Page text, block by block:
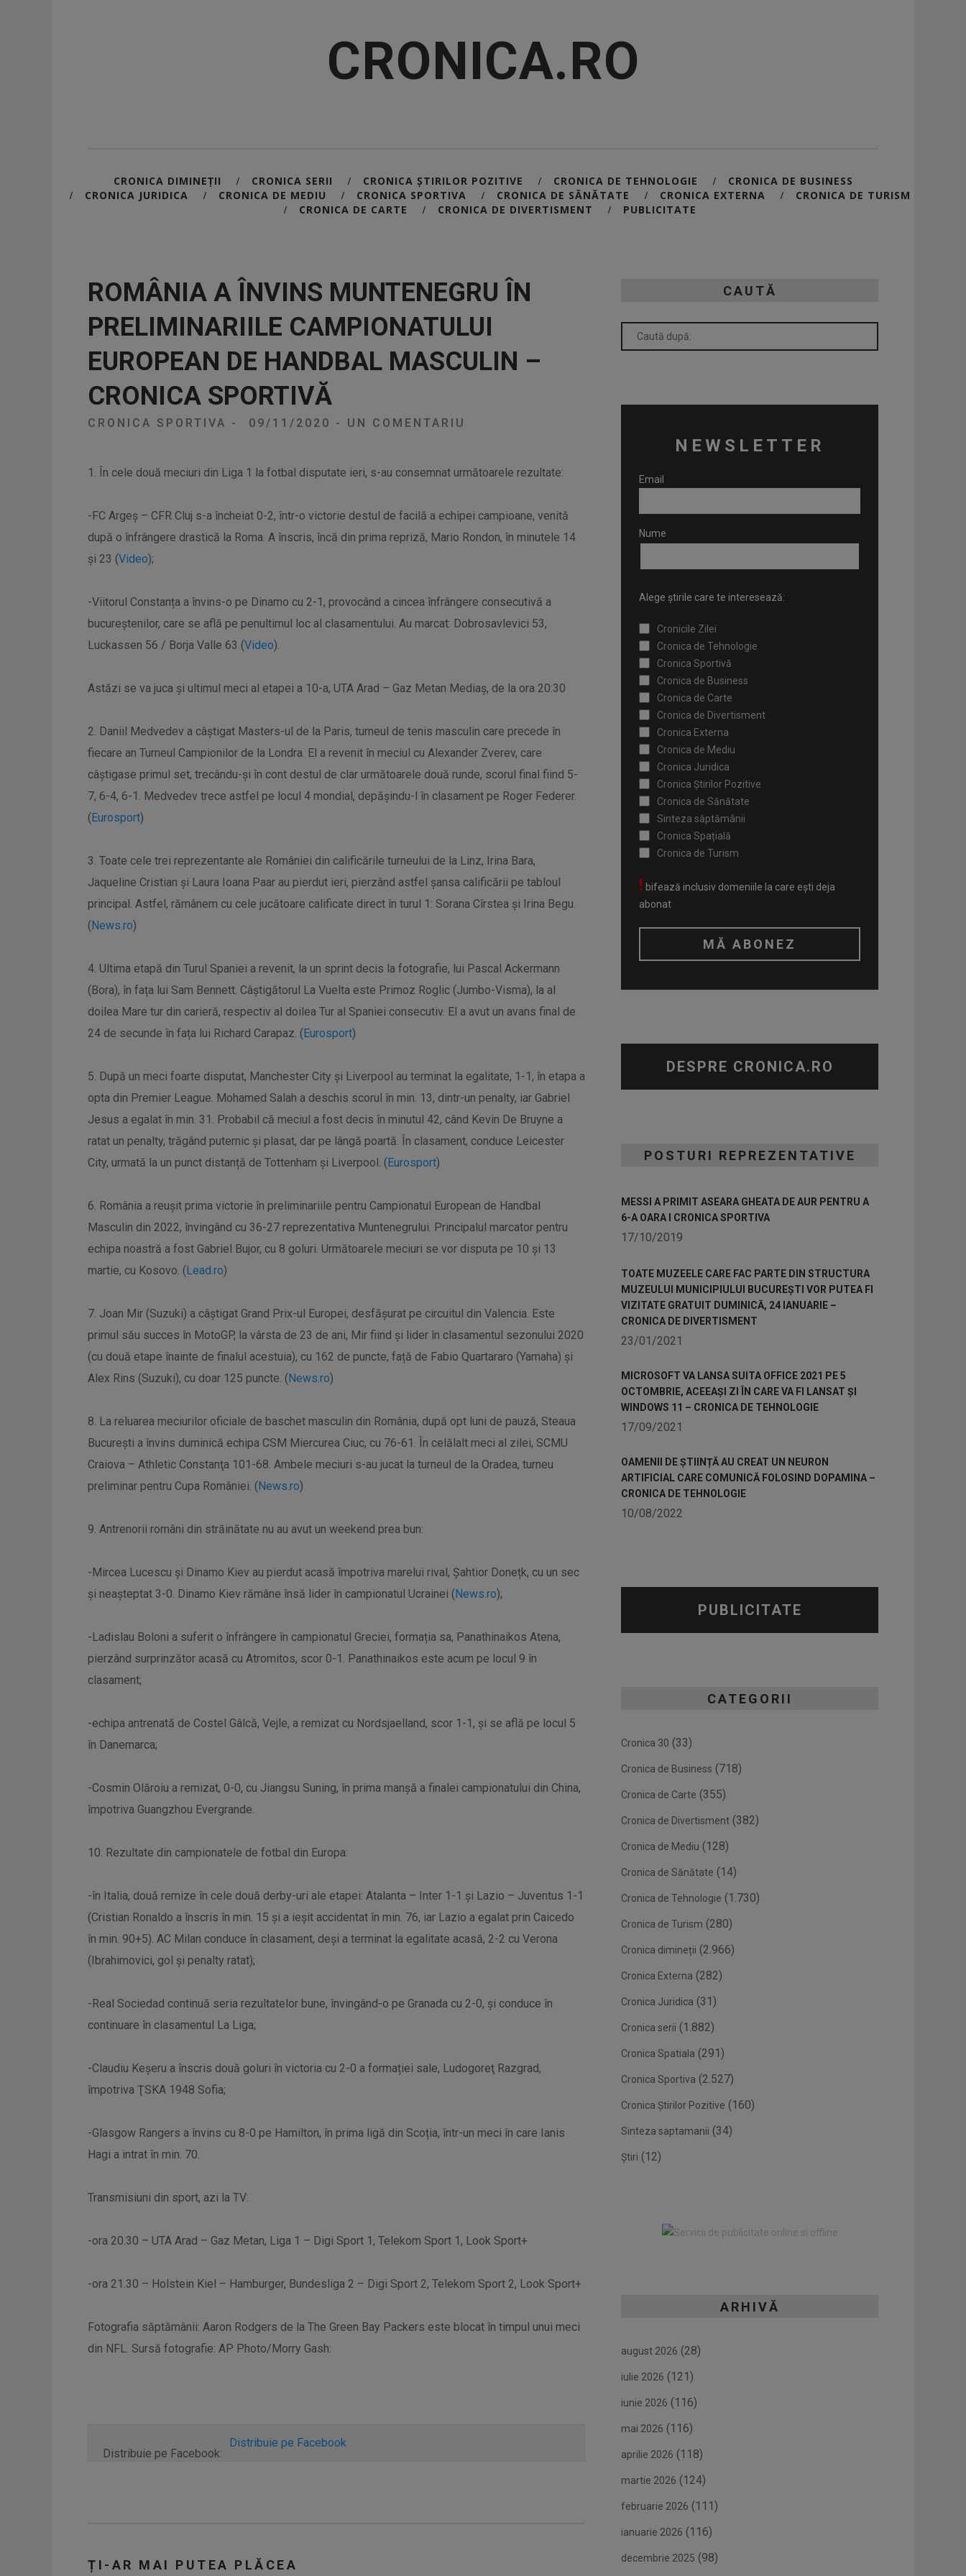
CRONICA.RO
CRONICA DIMINEȚII / CRONICA SERII / CRONICA ȘTIRILOR POZITIVE / CRONICA DE TEHNOLOGIE / CRONICA DE BUSINESS
/ CRONICA JURIDICA / CRONICA DE MEDIU / CRONICA SPORTIVA / CRONICA DE SĂNĂTATE / CRONICA EXTERNA / CRONICA DE TURISM
/ CRONICA DE CARTE / CRONICA DE DIVERTISMENT / PUBLICITATE
ROMÂNIA A ÎNVINS MUNTENEGRU ÎN
PRELIMINARIILE CAMPIONATULUI
EUROPEAN DE HANDBAL MASCULIN –
CRONICA SPORTIVĂ
CRONICA SPORTIVA - 09/11/2020 - UN COMENTARIU
1. În cele două meciuri din Liga 1 la fotbal disputate ieri, s-au consemnat următoarele rezultate:
-FC Argeș – CFR Cluj s-a încheiat 0-2, într-o victorie destul de facilă a echipei campioane, venită
după o înfrângere drastică la Roma. A înscris, încă din prima repriză, Mario Rondon, în minutele 14
și 23 (Video);
-Viitorul Constanța a învins-o pe Dinamo cu 2-1, provocând a cincea înfrângere consecutivă a
bucureștenilor, care se află pe penultimul loc al clasamentului. Au marcat: Dobrosavlevici 53,
Luckassen 56 / Borja Valle 63 (Video).
Astăzi se va juca și ultimul meci al etapei a 10-a, UTA Arad – Gaz Metan Mediaș, de la ora 20:30
2. Daniil Medvedev a câștigat Masters-ul de la Paris, turneul de tenis masculin care precede în
fiecare an Turneul Campionilor de la Londra. El a revenit în meciul cu Alexander Zverev, care
câștigase primul set, trecându-și în cont destul de clar următoarele două runde, scorul final fiind 5-
7, 6-4, 6-1. Medvedev trece astfel pe locul 4 mondial, depășindu-l în clasament pe Roger Federer.
(Eurosport)
3. Toate cele trei reprezentante ale României din calificările turneului de la Linz, Irina Bara,
Jaqueline Cristian și Laura Ioana Paar au pierdut ieri, pierzând astfel șansa calificării pe tabloul
principal. Astfel, rămânem cu cele jucătoare calificate direct în turul 1: Sorana Cîrstea și Irina Begu.
(News.ro)
4. Ultima etapă din Turul Spaniei a revenit, la un sprint decis la fotografie, lui Pascal Ackermann
(Bora), în fața lui Sam Bennett. Câștigătorul La Vuelta este Primoz Roglic (Jumbo-Visma), la al
doilea Mare tur din carieră, respectiv al doilea Tur al Spaniei consecutiv. El a avut un avans final de
24 de secunde în fața lui Richard Carapaz. (Eurosport)
5. După un meci foarte disputat, Manchester City și Liverpool au terminat la egalitate, 1-1, în etapa a
opta din Premier League. Mohamed Salah a deschis scorul în min. 13, dintr-un penalty, iar Gabriel
Jesus a egalat în min. 31. Probabil că meciul a fost decis în minutul 42, când Kevin De Bruyne a
ratat un penalty, trăgând puternic și plasat, dar pe lângă poartă. În clasament, conduce Leicester
City, urmată la un punct distanță de Tottenham și Liverpool. (Eurosport)
6. România a reușit prima victorie în preliminariile pentru Campionatul European de Handbal
Masculin din 2022, învingând cu 36-27 reprezentativa Muntenegrului. Principalul marcator pentru
echipa noastră a fost Gabriel Bujor, cu 8 goluri. Următoarele meciuri se vor disputa pe 10 și 13
martie, cu Kosovo. (Lead.ro)
7. Joan Mir (Suzuki) a câştigat Grand Prix-ul Europei, desfăşurat pe circuitul din Valencia. Este
primul său succes în MotoGP, la vârsta de 23 de ani, Mir fiind și lider în clasamentul sezonului 2020
(cu două etape înainte de finalul acestuia), cu 162 de puncte, față de Fabio Quartararo (Yamaha) și
Alex Rins (Suzuki), cu doar 125 puncte. (News.ro)
8. La reluarea meciurilor oficiale de baschet masculin din România, după opt luni de pauză, Steaua
Bucureşti a învins duminică echipa CSM Miercurea Ciuc, cu 76-61. În celălalt meci al zilei, SCMU
Craiova – Athletic Constanţa 101-68. Ambele meciuri s-au jucat la turneul de la Oradea, turneu
preliminar pentru Cupa României. (News.ro)
9. Antrenorii români din străinătate nu au avut un weekend prea bun:
-Mircea Lucescu și Dinamo Kiev au pierdut acasă împotriva marelui rival, Șahtior Donețk, cu un sec
și neașteptat 3-0. Dinamo Kiev rămâne însă lider în campionatul Ucrainei (News.ro);
-Ladislau Boloni a suferit o înfrângere în campionatul Greciei, formația sa, Panathinaikos Atena,
pierzând surprinzător acasă cu Atromitos, scor 0-1. Panathinaikos este acum pe locul 9 în
clasament;
-echipa antrenată de Costel Gâlcă, Vejle, a remizat cu Nordsjaelland, scor 1-1, și se află pe locul 5
în Danemarca;
-Cosmin Olăroiu a remizat, 0-0, cu Jiangsu Suning, în prima manșă a finalei campionatului din China,
împotriva Guangzhou Evergrande.
10. Rezultate din campionatele de fotbal din Europa:
-în Italia, două remize în cele două derby-uri ale etapei: Atalanta – Inter 1-1 și Lazio – Juventus 1-1
(Cristian Ronaldo a înscris în min. 15 și a ieșit accidentat în min. 76, iar Lazio a egalat prin Caicedo
în min. 90+5). AC Milan conduce în clasament, deși a terminat la egalitate acasă, 2-2 cu Verona
(Ibrahimovici, gol și penalty ratat);
-Real Sociedad continuă seria rezultatelor bune, învingând-o pe Granada cu 2-0, și conduce în
continuare în clasamentul La Liga;
-Claudiu Keșeru a înscris două goluri în victoria cu 2-0 a formației sale, Ludogoreţ Razgrad,
împotriva ŢSKA 1948 Sofia;
-Glasgow Rangers a învins cu 8-0 pe Hamilton, în prima ligă din Scoția, într-un meci în care Ianis
Hagi a intrat în min. 70.
Transmisiuni din sport, azi la TV:
-ora 20.30 – UTA Arad – Gaz Metan, Liga 1 – Digi Sport 1, Telekom Sport 1, Look Sport+
-ora 21.30 – Holstein Kiel – Hamburger, Bundesliga 2 – Digi Sport 2, Telekom Sport 2, Look Sport+
Fotografia săptămânii: Aaron Rodgers de la The Green Bay Packers este blocat în timpul unui meci
din NFL. Sursă fotografie: AP Photo/Morry Gash:
Distribuie pe Facebook:
Distribuie pe Facebook
ȚI-AR MAI PUTEA PLĂCEA
CAUTĂ
NEWSLETTER
Email
Nume
Alege știrile care te interesează:
Cronicile Zilei
Cronica de Tehnologie
Cronica Sportivă
Cronica de Business
Cronica de Carte
Cronica de Divertisment
Cronica Externa
Cronica de Mediu
Cronica Juridica
Cronica Știrilor Pozitive
Cronica de Sănătate
Sinteza săptămânii
Cronica Spațială
Cronica de Turism
! bifează inclusiv domeniile la care ești deja
abonat
DESPRE CRONICA.RO
POSTURI REPREZENTATIVE
MESSI A PRIMIT ASEARA GHEATA DE AUR PENTRU A
6-A OARA I CRONICA SPORTIVA
17/10/2019
TOATE MUZEELE CARE FAC PARTE DIN STRUCTURA
MUZEULUI MUNICIPIULUI BUCUREȘTI VOR PUTEA FI
VIZITATE GRATUIT DUMINICĂ, 24 IANUARIE –
CRONICA DE DIVERTISMENT
23/01/2021
MICROSOFT VA LANSA SUITA OFFICE 2021 PE 5
OCTOMBRIE, ACEEAȘI ZI ÎN CARE VA FI LANSAT ȘI
WINDOWS 11 – CRONICA DE TEHNOLOGIE
17/09/2021
OAMENII DE ȘTIINȚĂ AU CREAT UN NEURON
ARTIFICIAL CARE COMUNICĂ FOLOSIND DOPAMINA –
CRONICA DE TEHNOLOGIE
10/08/2022
PUBLICITATE
CATEGORII
Cronica 30 (33)
Cronica de Business (718)
Cronica de Carte (355)
Cronica de Divertisment (382)
Cronica de Mediu (128)
Cronica de Sănătate (14)
Cronica de Tehnologie (1.730)
Cronica de Turism (280)
Cronica dimineții (2.966)
Cronica Externa (282)
Cronica Juridica (31)
Cronica serii (1.882)
Cronica Spatiala (291)
Cronica Sportiva (2.527)
Cronica Știrilor Pozitive (160)
Sinteza saptamanii (34)
Știri (12)
ARHIVĂ
august 2026 (28)
iulie 2026 (121)
iunie 2026 (116)
mai 2026 (116)
aprilie 2026 (118)
martie 2026 (124)
februarie 2026 (111)
ianuarie 2026 (116)
decembrie 2025 (98)